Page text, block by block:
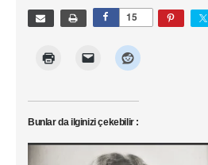
15
Bunlar da ilginizi çekebilir :